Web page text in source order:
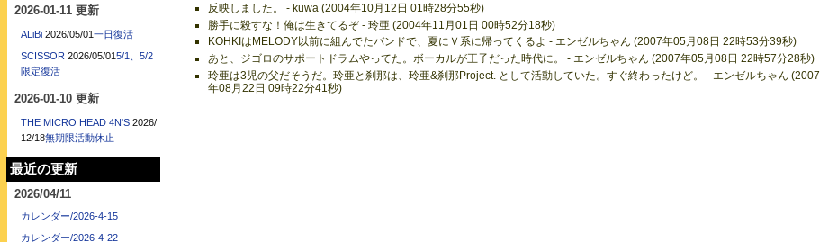
反映しました。 - kuwa (2004年10月12日 01時28分55秒)
勝手に殺すな！俺は生きてるぞ - 玲亜 (2004年11月01日 00時52分18秒)
KOHKIはMELODY以前に組んでたバンドで、夏にＶ系に帰ってくるよ - エンゼルちゃん (2007年05月08日 22時53分39秒)
あと、ジゴロのサポートドラムやってた。ボーカルが王子だった時代に。 - エンゼルちゃん (2007年05月08日 22時57分28秒)
玲亜は3児の父だそうだ。玲亜と刹那は、玲亜&刹那Project. として活動していた。すぐ終わったけど。 - エンゼルちゃん (2007
年08月22日 09時22分41秒)
2026-01-11 更新
ALiBi 2026/05/01一日復活
SCISSOR 2026/05/015/1、5/2
限定復活
2026-01-10 更新
THE MICRO HEAD 4N'S 2026/
12/18無期限活動休止
最近の更新
2026/04/11
カレンダー/2026-4-15
カレンダー/2026-4-22